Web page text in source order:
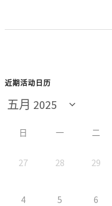
近期活动日历
日 一 二
27 28 29
4 5 6